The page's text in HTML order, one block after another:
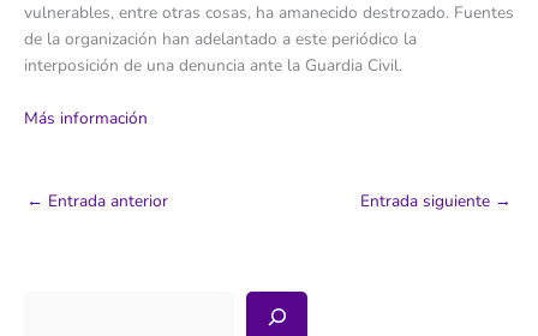
vulnerables, entre otras cosas, ha amanecido destrozado. Fuentes
de la organización han adelantado a este periódico la
interposición de una denuncia ante la Guardia Civil.
Más información
← Entrada anterior Entrada siguiente →